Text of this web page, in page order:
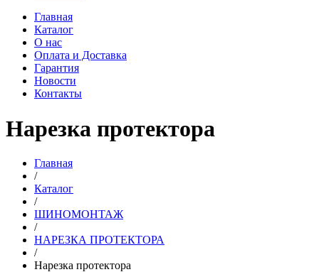
Главная
Каталог
О нас
Оплата и Доставка
Гарантия
Новости
Контакты
Нарезка протектора
Главная
/
Каталог
/
ШИНОМОНТАЖ
/
НАРЕЗКА ПРОТЕКТОРА
/
Нарезка протектора